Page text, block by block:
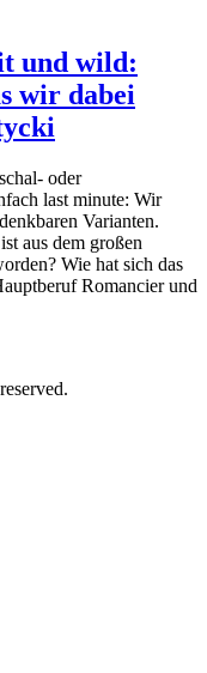
und wild:
wir dabei
oder
last minute: Wir
Varianten.
aus dem großen
Wie hat sich das
Romancier und